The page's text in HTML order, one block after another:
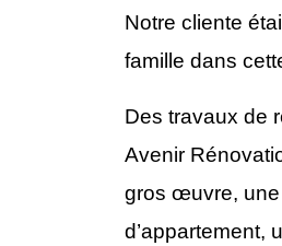
Notre cliente
famille dans
Des travaux de
Avenir
gros œuvre, une
d’appartement,